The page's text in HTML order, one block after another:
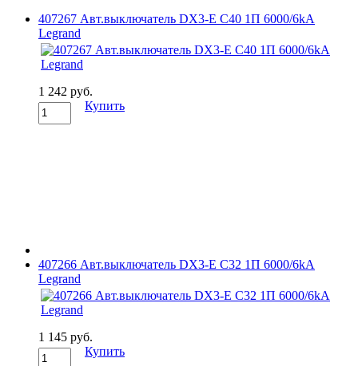
407267 Авт.выключатель DX3-E C40 1П 6000/6kA
Legrand
1 242 руб.
Купить
407266 Авт.выключатель DX3-E C32 1П 6000/6kA
Legrand
1 145 руб.
Купить